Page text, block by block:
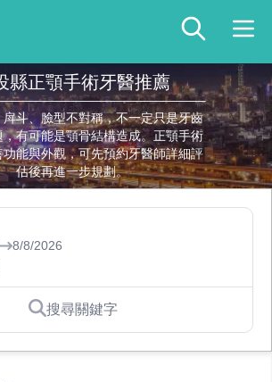
縣正顎手術牙醫推薦
戽斗、臉型不對稱，不一定只是牙齒
，有可能是顎骨結構造成。正顎手術
功能與外觀，可先預約牙醫師詳細評
估後再進一步規劃。
8/8/2026
搜尋關鍵字